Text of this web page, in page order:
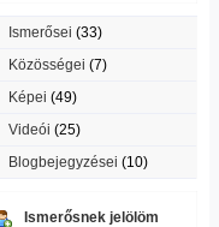
Ismerősei (33)
Közösségei (7)
Képei (49)
Videói (25)
Blogbejegyzései (10)
Ismerősnek jelölöm